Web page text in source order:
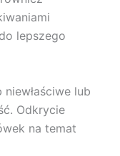
lepszego
lub
Odkrycie
na temat